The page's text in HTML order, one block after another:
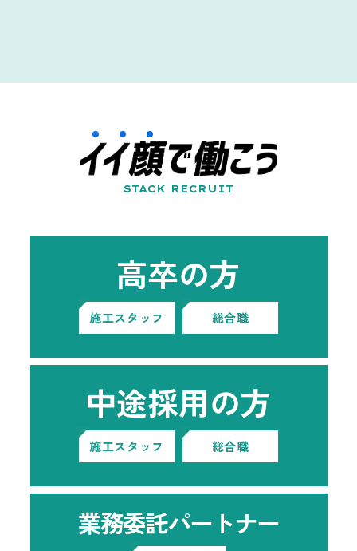
STACK RECRUIT
高卒の方
施工スタッフ 総合職
中途採用の方
施工スタッフ 総合職
業務委託パートナー